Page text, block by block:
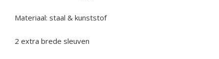
Materiaal: staal & kunststof
2 extra brede sleuven